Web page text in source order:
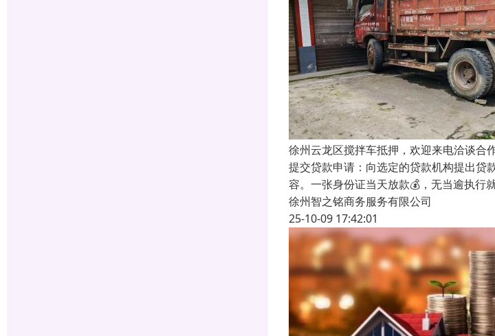
徐州云龙区搅拌车抵押，欢迎来电洽谈合
提交贷款申请：向选定的贷款机构提出贷
容。一张身份证当天放款💰，无当逾执行
徐州智之铭商务服务有限公司
25-10-09 17:42:01